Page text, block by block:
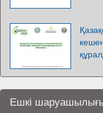
Ешкі